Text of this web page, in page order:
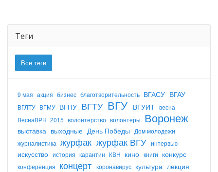
Теги
Все теги
9 мая акция бизнес благотворительность ВГАСУ ВГАУ
ВГЛТУ ВГМУ ВГПУ ВГТУ ВГУ ВГУИТ весна
ВеснаВРН_2015 волонтерство волонтеры Воронеж
выставка выходные День Победы
Дом молодежи
журналистика журфак журфак ВГУ интервью
искусство история карантин КВН кино книги конкурс
конференция концерт коронавирус культура лекция